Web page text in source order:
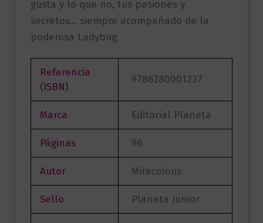
gusta y lo que no, tus pasiones y
secretos… siempre acompañado de la
poderosa Ladybug.
Referencia
(ISBN)
9786280001227
Marca Editorial Planeta
Páginas 96
Autor Miraculous
Sello Planeta Junior